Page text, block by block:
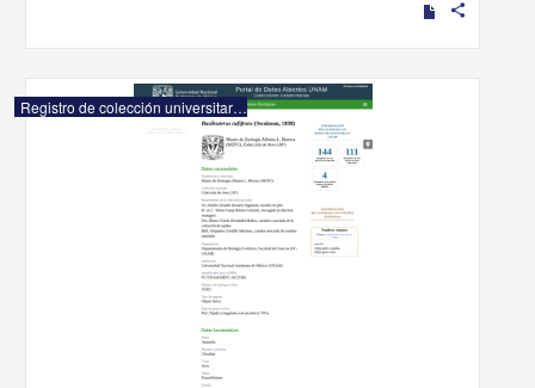
share
Registro de colección universitaria